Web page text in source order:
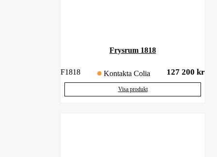
Frysrum 1818
F1818 Kontakta Colia 127 200 kr
Visa produkt